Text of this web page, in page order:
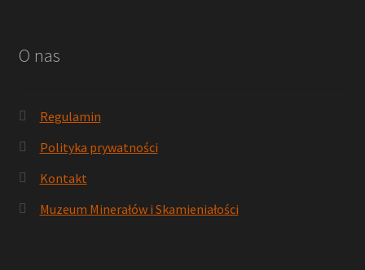
O nas
Regulamin
Polityka prywatności
Kontakt
Muzeum Minerałów i Skamieniałości